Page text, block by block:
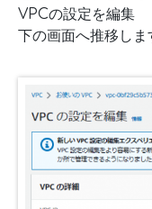
VPCの設定を編集
下の画面へ推移しま